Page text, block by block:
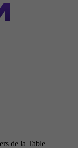
de la Table